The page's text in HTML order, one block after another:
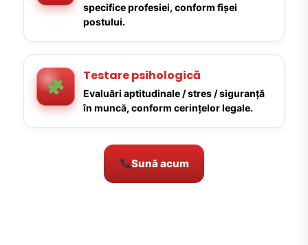
specifice profesiei, conform fișei
postului.
Testare psihologică
Evaluări aptitudinale / stres / siguranță
în muncă, conform cerințelor legale.
Sună acum